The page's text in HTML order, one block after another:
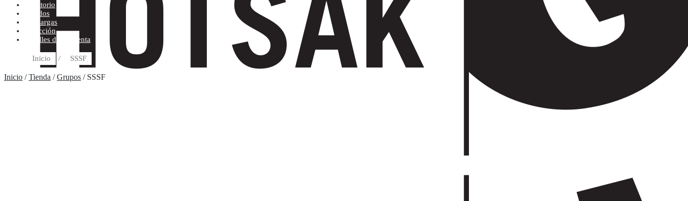
Escritorio
Pedidos
Descargas
Dirección
Detalles de la cuenta
Inicio / SSSF
Inicio /Tienda /Grupos / SSSF